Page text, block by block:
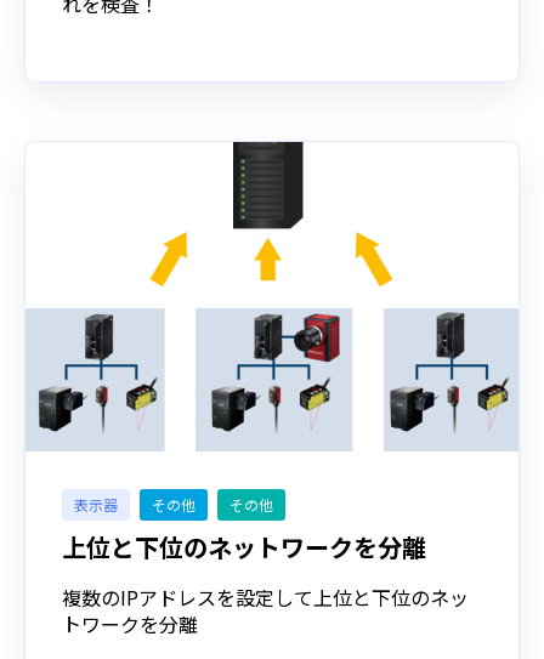
表示器 その他 その他
上位と下位のネットワークを分離
複数のIPアドレスを設定して上位と下位のネッ
トワークを分離